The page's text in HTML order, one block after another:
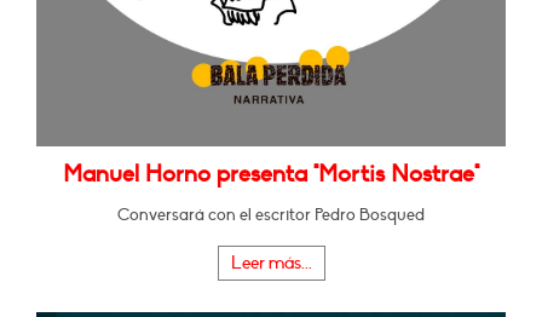
Manuel Horno presenta "Mortis Nostrae"
Conversará con el escritor Pedro Bosqued
Leer más...